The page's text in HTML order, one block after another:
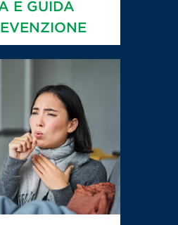
E GUIDA